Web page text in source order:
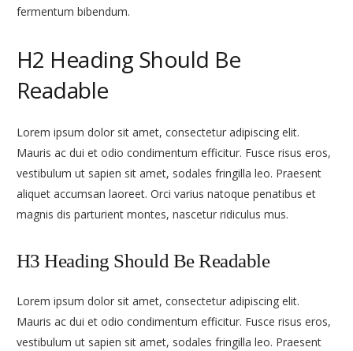
fermentum bibendum.
H2 Heading Should Be
Readable
Lorem ipsum dolor sit amet, consectetur adipiscing elit.
Mauris ac dui et odio condimentum efficitur. Fusce risus eros,
vestibulum ut sapien sit amet, sodales fringilla leo. Praesent
aliquet accumsan laoreet. Orci varius natoque penatibus et
magnis dis parturient montes, nascetur ridiculus mus.
H3 Heading Should Be Readable
Lorem ipsum dolor sit amet, consectetur adipiscing elit.
Mauris ac dui et odio condimentum efficitur. Fusce risus eros,
vestibulum ut sapien sit amet, sodales fringilla leo. Praesent